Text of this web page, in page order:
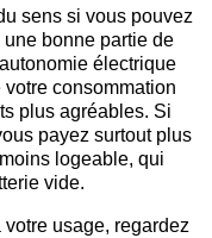
sens si vous pouvez
une bonne partie de
électrique
consommation
plus agréables. Si
payez surtout plus
logeable, qui
vide.
usage, regardez